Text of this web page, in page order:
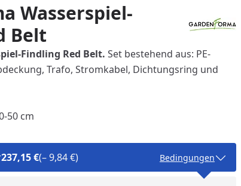
Wasserspiel-
Belt
Findling Red Belt. Set bestehend aus: PE-
Trafo, Stromkabel, Dichtungsring und
50 cm
237,15 €(– 9,84 €) Bedingungen